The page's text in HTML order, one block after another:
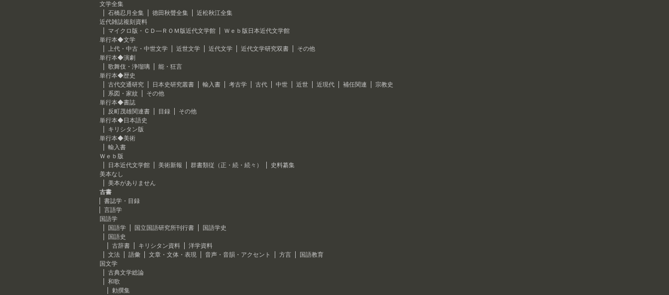
文学全集
石橋忍月全集
徳田秋聲全集
近松秋江全集
近代雑誌複刻資料
マイクロ版・ＣＤ―ＲＯＭ版近代文学館
Ｗｅｂ版日本近代文学館
単行本◆文学
上代・中古・中世文学
近世文学 近代文学 近代文学研究双書
その他
単行本◆演劇
歌舞伎・浄瑠璃
能・狂言
単行本◆歴史
古代交通研究
日本史研究叢書 輸入書 考古学 古代 中世 近世 近現代 補任関連
宗教史
系図・家紋
その他
単行本◆書誌
反町茂雄関連書
目録
その他
単行本◆日本語史
キリシタン版
単行本◆美術
輸入書
Ｗｅｂ版
日本近代文学館
美術新報 群書類従（正・続・続々）
史料纂集
美本なし
美本がありません
古書
書誌学・目録
言語学
国語学
国語学
国立国語研究所刊行書
国語学史
国語史
古辞書
キリシタン資料
洋学資料
文法
語彙 文章・文体・表現 音声・音韻・アクセント 方言
国語教育
国文学
古典文学総論
和歌
勅撰集